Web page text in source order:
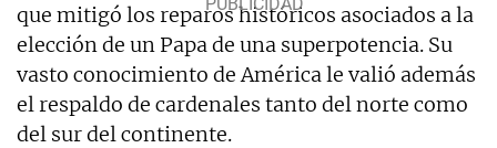
que mitigó los reparos históricos asociados a la
elección de un Papa de una superpotencia. Su
vasto conocimiento de América le valió además
el respaldo de cardenales tanto del norte como
del sur del continente.